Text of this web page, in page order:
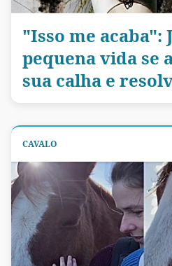
"Isso me acaba":
pequena vida se
sua calha e
CAVALO